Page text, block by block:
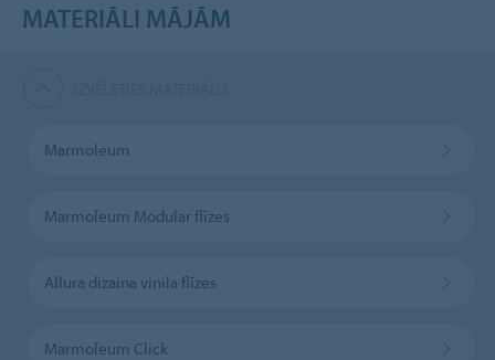
MATERIĀLI MĀJĀM
Marmoleum
Marmoleum Modular flīzes
Allura dizaina vinila flīzes
Marmoleum Click